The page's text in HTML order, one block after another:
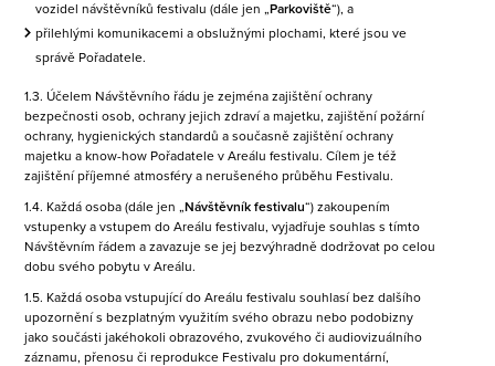
vozidel návštěvníků festivalu (dále jen „Parkoviště“), a
přilehlými komunikacemi a obslužnými plochami, které jsou ve
správě Pořadatele.
1.3. Účelem Návštěvního řádu je zejména zajištění ochrany
bezpečnosti osob, ochrany jejich zdraví a majetku, zajištění požární
ochrany, hygienických standardů a současně zajištění ochrany
majetku a know-how Pořadatele v Areálu festivalu. Cílem je též
zajištění příjemné atmosféry a nerušeného průběhu Festivalu.
1.4. Každá osoba (dále jen „Návštěvník festivalu“) zakoupením
vstupenky a vstupem do Areálu festivalu, vyjadřuje souhlas s tímto
Návštěvním řádem a zavazuje se jej bezvýhradně dodržovat po celou
dobu svého pobytu v Areálu.
1.5. Každá osoba vstupující do Areálu festivalu souhlasí bez dalšího
upozornění s bezplatným využitím svého obrazu nebo podobizny
jako součásti jakéhokoli obrazového, zvukového či audiovizuálního
záznamu, přenosu či reprodukce Festivalu pro dokumentární,